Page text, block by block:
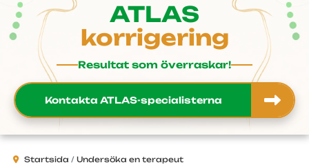
ATLAS
korrigering
Resultat som överraskar!
Kontakta ATLAS-specialisterna
Startsida
Undersöka en terapeut